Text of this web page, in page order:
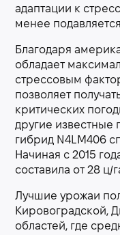
адаптации к
менее
Благодаря
обладает
стрессовым
позволяет
критических
другие известные
гибрид N4LM406
Начиная с 2015
составила от 28 ц/
Лучшие урожаи
Кировоградской,
областей, где